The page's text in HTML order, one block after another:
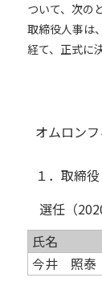
ついて、次の
取締役人事は
経て、正式に
オムロン
１．取締役
選任（
氏名
今井 照泰